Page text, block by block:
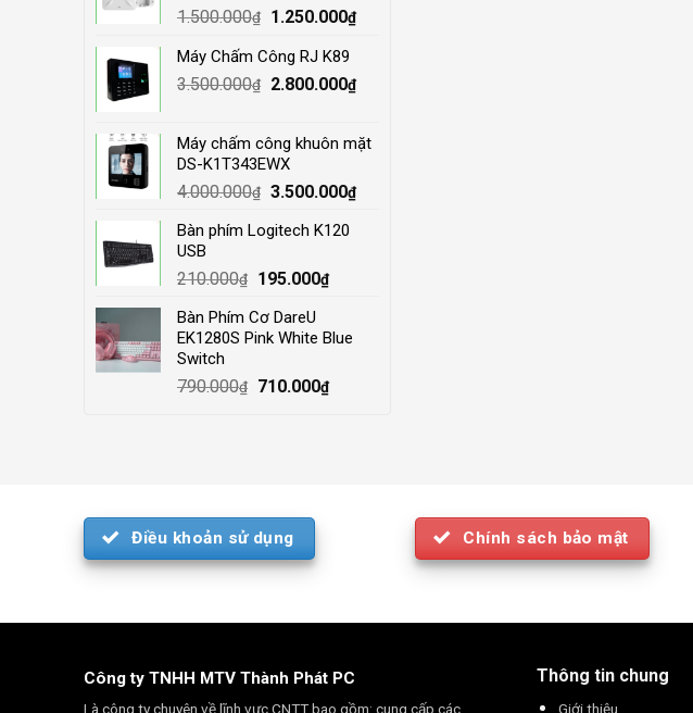
1.500.000₫
Original
was:
1.500.000₫.
1.250.000₫Current
1.250.000₫.
Máy Chấm Công RJ K89
3.500.000₫
Original
3.500.000₫.
2.800.000₫Current
2.800.000₫.
Máy chấm công khuôn mặt
DS-K1T343EWX
4.000.000₫ Original
was:
3.500.000₫Current
Bàn phím Logitech K120
USB
210.000₫
Original
was:
210.000₫.
195.000₫Current
195.000₫.
Bàn Phím Cơ DareU
EK1280S Pink White Blue
Switch
790.000₫
Original
710.000₫Current
Điều khoản sử dụng Chính sách bảo mật
Công ty TNHH MTV Thành Phát PC
Là công ty chuyên về lĩnh vực CNTT bao gồm: cung cấp các
Thông tin chung
Giới thiệu